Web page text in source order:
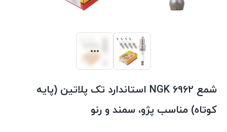
شمع 6962 NGK استاندارد تک پلاتین (پایه
کوتاه) مناسب پژو، سمند و رنو